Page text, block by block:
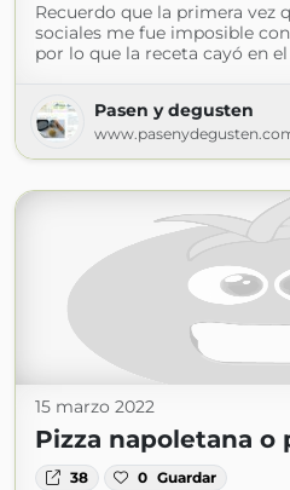
Recuerdo que la primera vez
sociales me fue imposible
por lo que la receta cayó en el
Pasen y degusten
15 marzo 2022
Pizza napoletana o
38 0 Guardar